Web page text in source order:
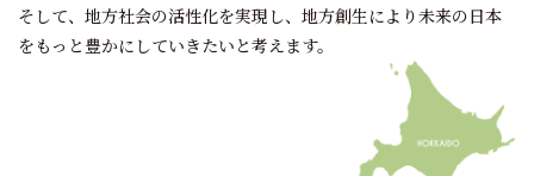
そして、地方社会の活性化を実現し、 地方創生により未来の日本
をもっと豊かにしていきたいと考えます。